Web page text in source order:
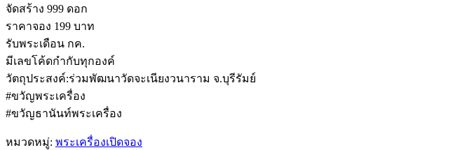
จัดสร้าง 999 ดอก
ราคาจอง 199 บาท
รับพระเดือน กค.
มีเลขโค้ดกำกับทุกองค์
วัตถุประสงค์:ร่วมพัฒนาวัดจะเนียงวนาราม จ.บุรีรัมย์
#ขวัญพระเครื่อง
#ขวัญธานันท์พระเครื่อง
หมวดหมู่: พระเครื่องเปิดจอง